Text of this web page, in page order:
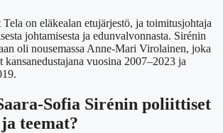
on eläkealan etujärjestö, ja toimitusjohtaja
johtamisesta ja edunvalvonnasta. Sirénin
oli nousemassa Anne-Mari Virolainen, joka
vuosina 2007–2023 ja
Sofia Sirénin poliittiset
teemat?